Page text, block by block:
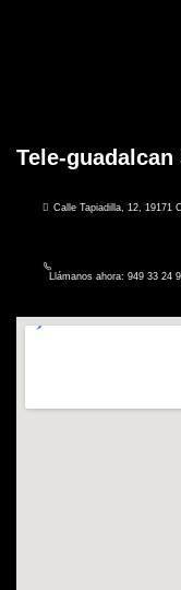
Tele-guadalcan
Calle Tapiadilla, 12, 19171
Llámanos ahora: 949 33 24